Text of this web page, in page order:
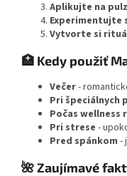
Aplikujte na
Experimentujte
Vytvorte si
🏥 Kedy použiť
Večer-
Pri špeciálnych
Počas wellness
Pri strese -
Pred spánkom -
🌺 Zaujímavé